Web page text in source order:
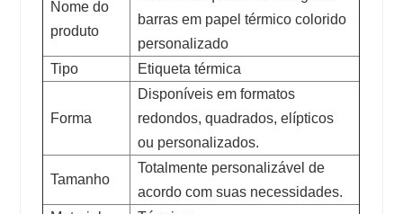
Nome do
produto
barras em papel térmico colorido
personalizado
Tipo
Etiqueta térmica
Forma
Disponíveis em formatos
redondos, quadrados, elípticos
ou personalizados.
Tamanho
Totalmente personalizável de
acordo com suas necessidades.